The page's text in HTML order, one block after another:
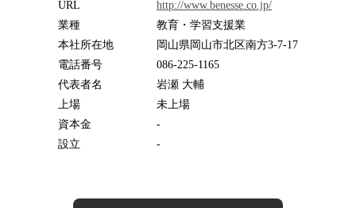
URL
http://www.benesse.co.jp/
業種
教育・学習支援業
本社所在地
岡山県岡山市北区南方3-7-17
電話番号
086-225-1165
代表者名
岩瀬 大輔
上場
未上場
資本金
-
設立
-